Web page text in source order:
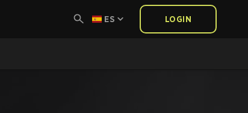
ES LOGIN